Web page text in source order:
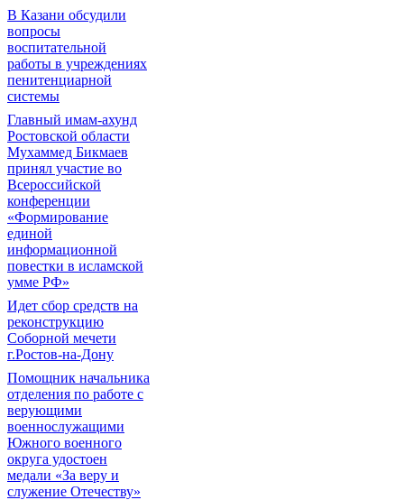
В Казани обсудили
вопросы
воспитательной
работы в учреждениях
пенитенциарной
системы
Главный имам-ахунд
Ростовской области
Мухаммед Бикмаев
принял участие во
Всероссийской
конференции
«Формирование
единой
информационной
повестки в исламской
умме РФ»
Идет сбор средств на
реконструкцию
Соборной мечети
г.Ростов-на-Дону
Помощник начальника
отделения по работе с
верующими
военнослужащими
Южного военного
округа удостоен
медали «За веру и
служение Отечеству»